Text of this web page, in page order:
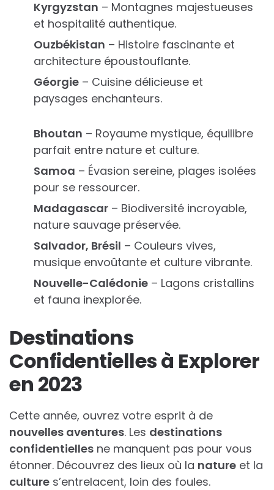
Kyrgyzstan – Montagnes majestueuses
et hospitalité authentique.
Ouzbékistan – Histoire fascinante et
architecture époustouflante.
Géorgie – Cuisine délicieuse et
paysages enchanteurs.
Bhoutan – Royaume mystique, équilibre
parfait entre nature et culture.
Samoa – Évasion sereine, plages isolées
pour se ressourcer.
Madagascar – Biodiversité incroyable,
nature sauvage préservée.
Salvador, Brésil – Couleurs vives,
musique envoûtante et culture vibrante.
Nouvelle-Calédonie – Lagons cristallins
et fauna inexplorée.
Destinations
Confidentielles à Explorer
en 2023
Cette année, ouvrez votre esprit à de
nouvelles aventures. Les destinations
confidentielles ne manquent pas pour vous
étonner. Découvrez des lieux où la nature et la
culture s’entrelacent, loin des foules.